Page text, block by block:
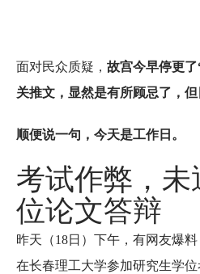
面对民众质疑， 故宫今早停更
关推文，显然是有所顾忌了，但
顺便说一句，今天是工作日。
考试作弊，
位论文答辩
昨天（18日）下午，有网友爆
在长春理工大学参加研究生学